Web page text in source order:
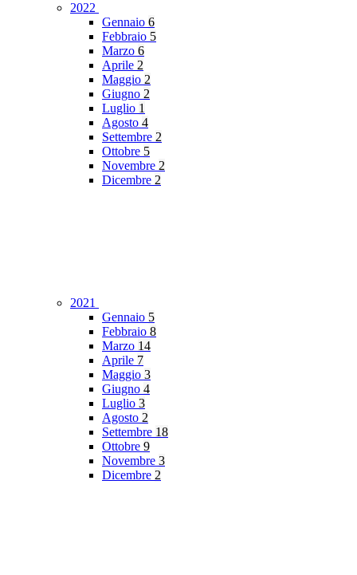
2022
Gennaio 6
Febbraio 5
Marzo 6
Aprile 2
Maggio 2
Giugno 2
Luglio 1
Agosto 4
Settembre 2
Ottobre 5
Novembre 2
Dicembre 2
2021
Gennaio 5
Febbraio 8
Marzo 14
Aprile 7
Maggio 3
Giugno 4
Luglio 3
Agosto 2
Settembre 18
Ottobre 9
Novembre 3
Dicembre 2